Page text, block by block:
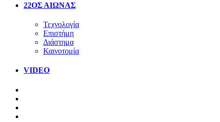
22ΟΣ ΑΙΩΝΑΣ
Τεχνολογία
Επιστήμη
Διάστημα
Καινοτομία
VIDEO